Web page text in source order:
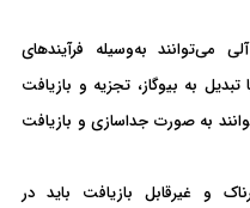
می‌توانند به‌وسیله فرآیندهای
به بیوگاز، تجزیه و بازیافت
به صورت جداسازی و بازیافت
و غیرقابل بازیافت باید در